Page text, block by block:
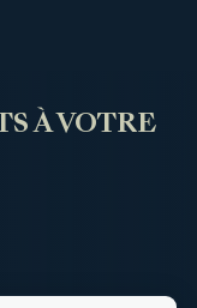
À VOTRE